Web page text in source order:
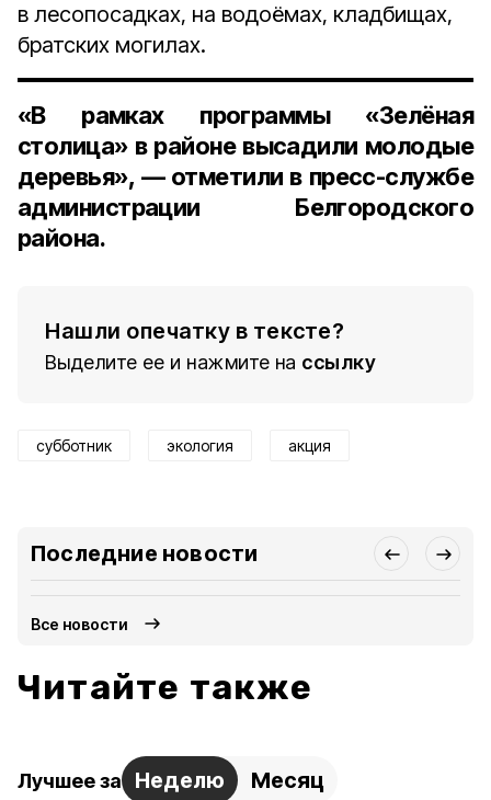
в лесопосадках, на водоёмах, кладбищах,
братских могилах.
«В рамках программы«Зелёная
столица»в районе высадили молодые
деревья», — отметили в пресс-службе
администрации Белгородского
района.
Нашли опечатку в тексте?
Выделите ее и нажмите на ссылку
субботник экология акция
Последние новости
Все новости
Читайте также
Лучшее за Неделю Месяц